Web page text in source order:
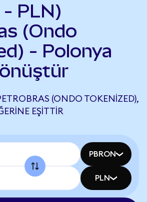
PLN)
(Ondo
- Polonya
(ONDO TOKENIZED),
EŞITTIR
PBRON
PLN